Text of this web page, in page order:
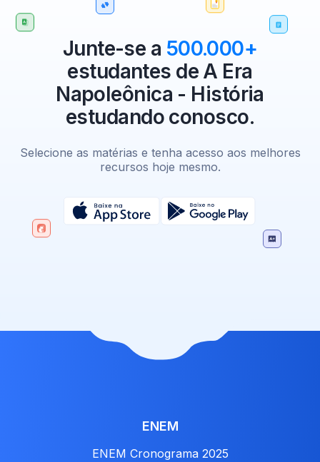
Junte-se a 500.000+
estudantes de A Era
Napoleônica - História
estudando conosco.
Selecione as matérias e tenha acesso aos melhores
recursos hoje mesmo.
ENEM
ENEM Cronograma 2025